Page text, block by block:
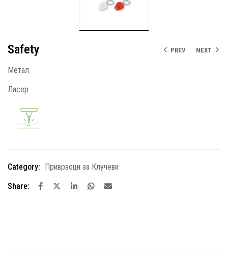
PREV NEXT
Safety
Метал
Ласер
Category:
Приврзоци за Клучеви
Share: